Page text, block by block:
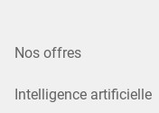
Nos offres
Intelligence artificielle